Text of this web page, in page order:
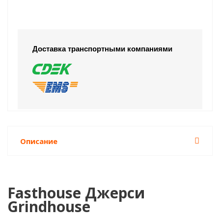
Доставка транспортными компаниями
Описание
Fasthouse Джерси
Grindhouse